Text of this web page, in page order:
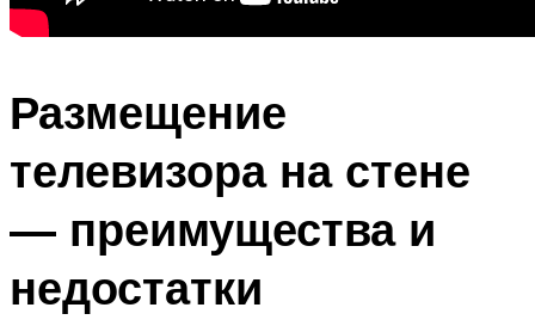
Размещение
телевизора на стене
— преимущества и
недостатки